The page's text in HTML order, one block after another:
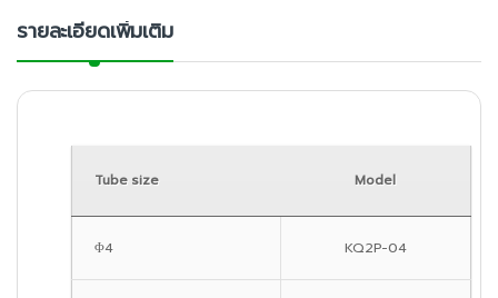
รายละเอียดเพิ่มเติม
Tube size Model
Φ4 KQ2P-04